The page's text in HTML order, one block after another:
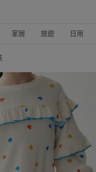
家居 旅遊 日用